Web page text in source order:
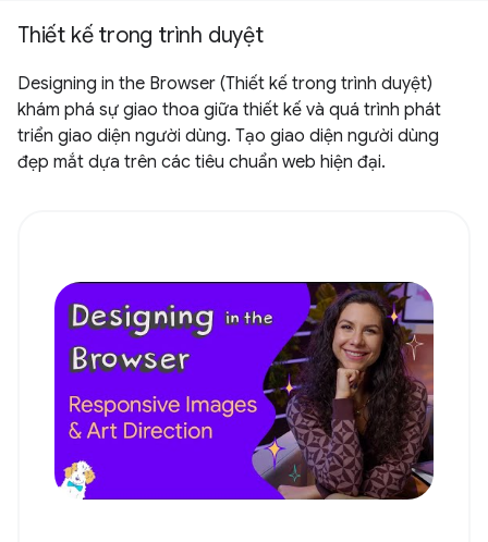
Thiết kế trong trình duyệt
Designing in the Browser (Thiết kế trong trình duyệt)
khám phá sự giao thoa giữa thiết kế và quá trình phát
triển giao diện người dùng. Tạo giao diện người dùng
đẹp mắt dựa trên các tiêu chuẩn web hiện đại.